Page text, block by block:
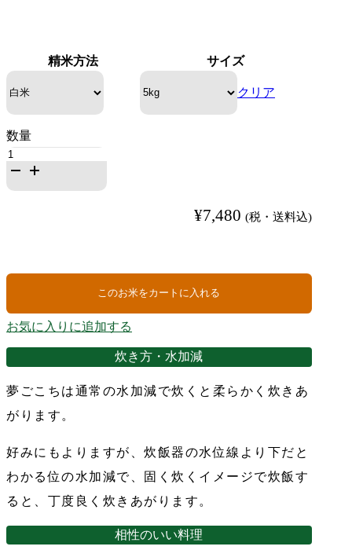
精米方法 サイズ
クリア
¥7,480 (税・送料込)
夢
ご
こ
村
柿
崎
康
宏
産
特
栽
米
令
7
年
このお米をカートに入れる
お気に入りに追加する
炊き方・水加減
夢ごこちは通常の水加減で炊くと柔らかく炊きあ
がります。
好みにもよりますが、炊飯器の水位線より下だと
わかる位の水加減で、固く炊くイメージで炊飯す
ると、丁度良く炊きあがります。
相性のいい料理